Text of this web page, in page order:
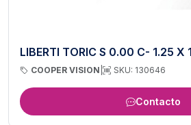
LIBERTI TORIC S 0.00 C- 1.25 X
COOPER VISION SKU: 130646
Contacto